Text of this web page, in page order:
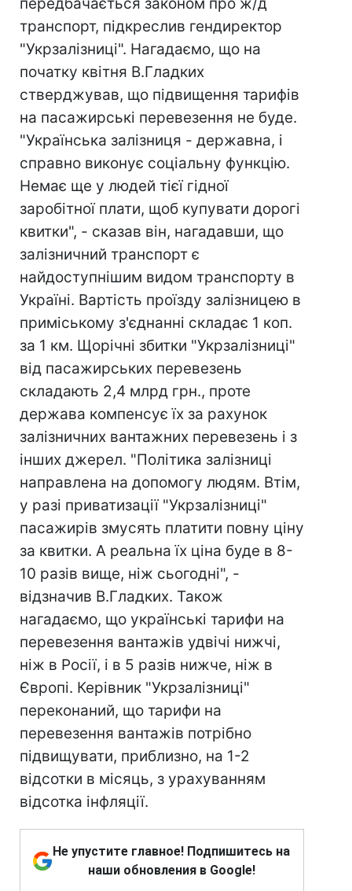
транспорт, підкреслив гендиректор
"Укрзалізниці". Нагадаємо, що на
початку квітня В.Гладких
стверджував, що підвищення тарифів
на пасажирські перевезення не буде.
"Українська залізниця - державна, і
справно виконує соціальну функцію.
Немає ще у людей тієї гідної
заробітної плати, щоб купувати дорогі
квитки", - сказав він, нагадавши, що
залізничний транспорт є
найдоступнішим видом транспорту в
Україні. Вартість проїзду залізницею в
приміському з'єднанні складає 1 коп.
за 1 км. Щорічні збитки "Укрзалізниці"
від пасажирських перевезень
складають 2,4 млрд грн., проте
держава компенсує їх за рахунок
залізничних вантажних перевезень і з
інших джерел. "Політика залізниці
направлена на допомогу людям. Втім,
у разі приватизації "Укрзалізниці"
пасажирів змусять платити повну ціну
за квитки. А реальна їх ціна буде в 8-
10 разів вище, ніж сьогодні", -
відзначив В.Гладких. Також
нагадаємо, що українські тарифи на
перевезення вантажів удвічі нижчі,
ніж в Росії, і в 5 разів нижче, ніж в
Європі. Керівник "Укрзалізниці"
переконаний, що тарифи на
перевезення вантажів потрібно
підвищувати, приблизно, на 1-2
відсотки в місяць, з урахуванням
відсотка інфляції.
Не упустите главное! Подпишитесь на
наши обновления в Google!